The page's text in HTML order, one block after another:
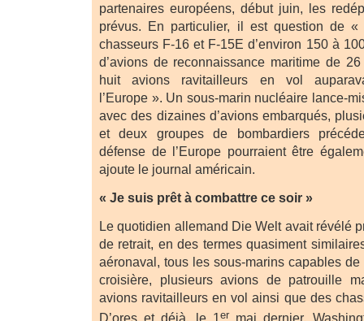
partenaires européens, début juin, les
prévus. En particulier, il est question de
chasseurs F-16 et F-15E d’environ 150 à
d’avions de reconnaissance maritime de
huit avions ravitailleurs en vol
l’Europe ». Un sous-marin nucléaire lance-
avec des dizaines d’avions embarqués,
et deux groupes de bombardiers
défense de l’Europe pourraient être
ajoute le journal américain.
« Je suis prêt à combattre ce soir »
Le quotidien allemand Die Welt avait révélé
de retrait, en des termes quasiment
aéronaval, tous les sous-marins capables
croisière, plusieurs avions de patrouille
avions ravitailleurs en vol ainsi que des
D’ores et déjà, le 1ermai dernier,